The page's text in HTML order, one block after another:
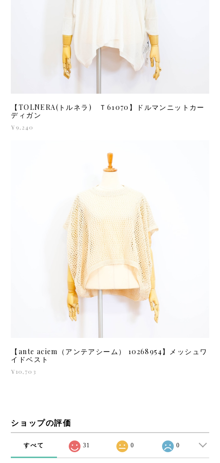
【TOLNERA(トルネラ) Ｔ61070】ドルマンニットカー
ディガン
¥9,240
【ante aciem（アンテアシーム） 10268954】メッシュワ
イドベスト
¥10,703
ショップの評価
すべて 31 0 0